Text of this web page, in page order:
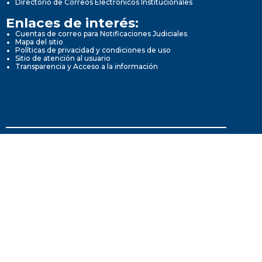
Directorio de Correos Electrónicos Institucionales
Enlaces de interés:
Cuentas de correo para Notificaciones Judiciales
Mapa del sitio
Políticas de privacidad y condiciones de uso
Sitio de atención al usuario
Transparencia y Acceso a la información